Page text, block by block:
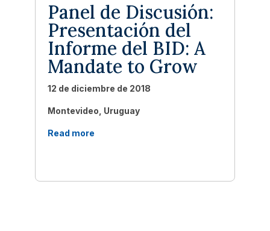
Panel de Discusión:
Presentación del
Informe del BID: A
Mandate to Grow
12 de diciembre de 2018
Montevideo, Uruguay
Read more